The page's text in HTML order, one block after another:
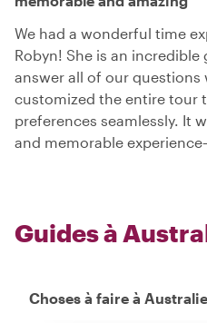
We had a wonderful time
Robyn! She is an
answer all of our
customized the entire tour
preferences seamlessly. It
and memorable
Guides à
Choses à faire à Australie